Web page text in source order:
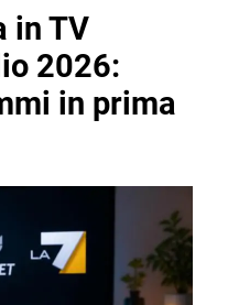
in TV
2026:
in prima